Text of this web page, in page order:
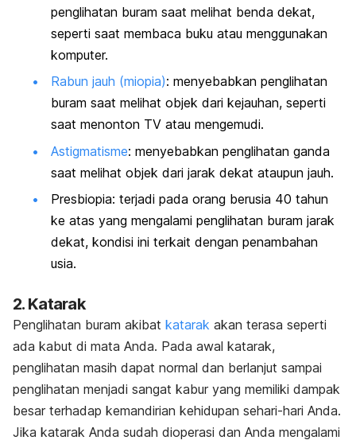
penglihatan buram saat melihat benda dekat,
seperti saat membaca buku atau menggunakan
komputer.
Rabun jauh (miopia): menyebabkan penglihatan
buram saat melihat objek dari kejauhan, seperti
saat menonton TV atau mengemudi.
Astigmatisme: menyebabkan penglihatan ganda
saat melihat objek dari jarak dekat ataupun jauh.
Presbiopia: terjadi pada orang berusia 40 tahun
ke atas yang mengalami penglihatan buram jarak
dekat, kondisi ini terkait dengan penambahan
usia.
2. Katarak
Penglihatan buram akibat katarak akan terasa seperti
ada kabut di mata Anda. Pada awal katarak,
penglihatan masih dapat normal dan berlanjut sampai
penglihatan menjadi sangat kabur yang memiliki dampak
besar terhadap kemandirian kehidupan sehari-hari Anda.
Jika katarak Anda sudah dioperasi dan Anda mengalami